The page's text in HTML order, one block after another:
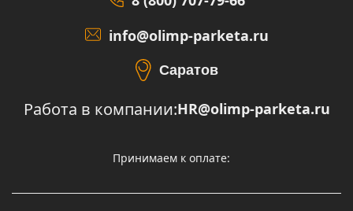
info@olimp-parketa.ru
Саратов
Работа в компании:HR@olimp-parketa.ru
Принимаем к оплате: